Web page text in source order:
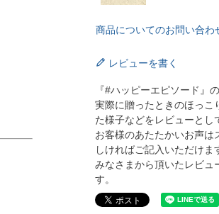
商品についてのお問い合わ
レビューを書く
『#ハッピーエピソード』
実際に贈ったときのほっこ
た様子などをレビューとし
お客様のあたたかいお声は
しければご記入いただけま
みなさまから頂いたレビュ
す。